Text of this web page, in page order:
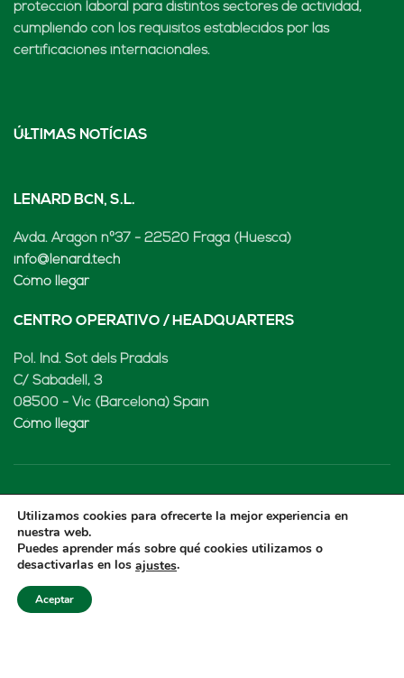
protección laboral para distintos sectores de actividad,
cumpliendo con los requisitos establecidos por las
certificaciones internacionales.
ÚLTIMAS NOTÍCIAS
LENARD BCN, S.L.
Avda. Aragón nº37 - 22520 Fraga (Huesca)
info@lenard.tech
Cómo llegar
CENTRO OPERATIVO / HEADQUARTERS
Pol. Ind. Sot dels Pradals
C/ Sabadell, 3
08500 - Vic (Barcelona) Spain
Cómo llegar
Rio Atoyac 30. Parque Industrial Empresarial
Cuautlancingo
Cuautlancingo, 72730 Puebla (México)
+52 222 2319969
Utilizamos cookies para ofrecerte la mejor experiencia en
nuestra web.
Puedes aprender más sobre qué cookies utilizamos o
desactivarlas en los ajustes.
Aceptar